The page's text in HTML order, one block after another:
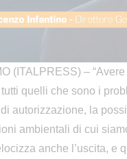
(ITALPRESS) –
quelli che sono i
autorizzazione, la
ambientali di cui
anche l’uscita, e